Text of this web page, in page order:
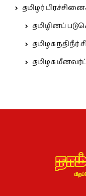
தமிழர்
தமிழினப்
தமிழக நதிநீர்
தமிழக